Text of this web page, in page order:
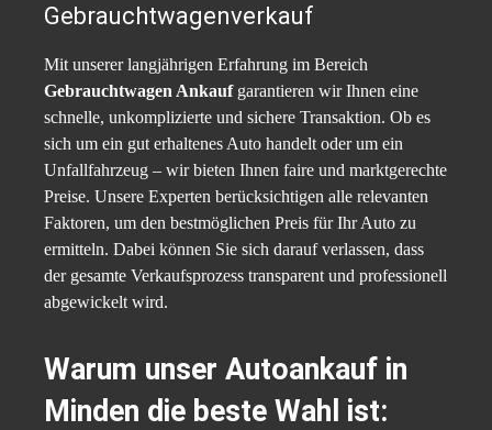
Gebrauchtwagenverkauf
Mit unserer langjährigen Erfahrung im Bereich
Gebrauchtwagen Ankaufgarantieren wir Ihnen eine
schnelle, unkomplizierte und sichere Transaktion. Ob es
sich um ein gut erhaltenes Auto handelt oder um ein
Unfallfahrzeug – wir bieten Ihnen faire und marktgerechte
Preise. Unsere Experten berücksichtigen alle relevanten
Faktoren, um den bestmöglichen Preis für Ihr Auto zu
ermitteln. Dabei können Sie sich darauf verlassen, dass
der gesamte Verkaufsprozess transparent und professionell
abgewickelt wird.
Warum unser Autoankauf in
Minden die beste Wahl ist: